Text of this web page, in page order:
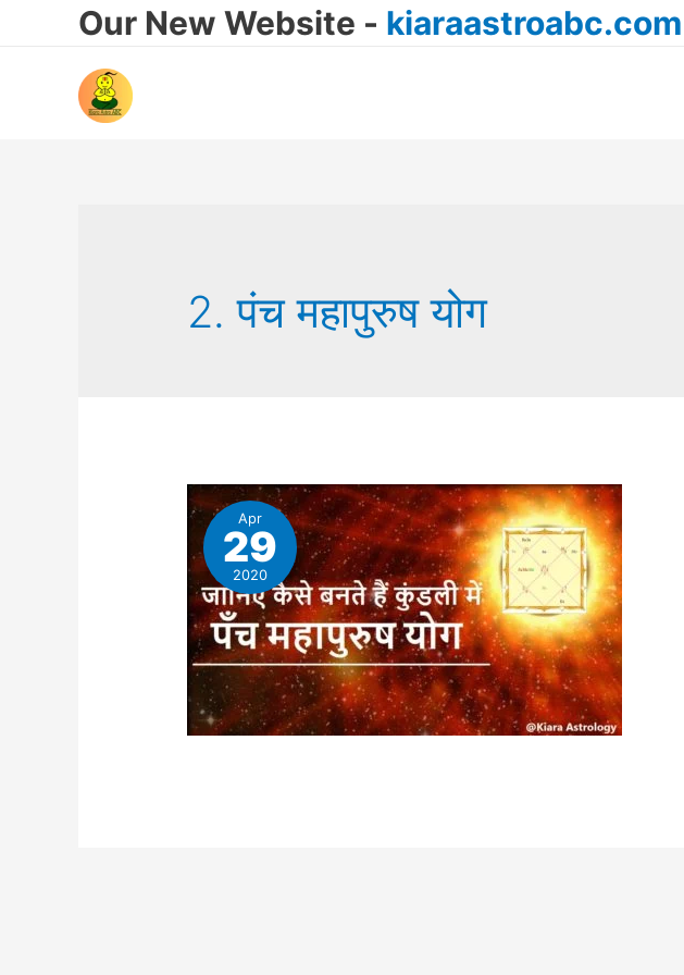
Our New Website - kiaraastroabc.com
2. पंच महापुरुष योग
Apr
29
2020